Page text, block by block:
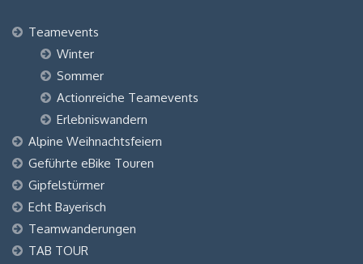
Teamevents
Winter
Sommer
Actionreiche Teamevents
Erlebniswandern
Alpine Weihnachtsfeiern
Geführte eBike Touren
Gipfelstürmer
Echt Bayerisch
Teamwanderungen
TAB TOUR